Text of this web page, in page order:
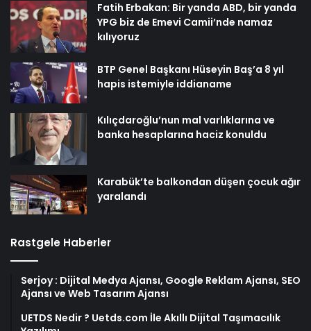
Fatih Erbakan: Bir yanda ABD, bir yanda
YPG biz de Emevi Camii’nde namaz
kılıyoruz
BTP Genel Başkanı Hüseyin Baş’a 8 yıl
hapis istemiyle iddianame
Kılıçdaroğlu’nun mal varlıklarına ve
banka hesaplarına haciz konuldu
Karabük’te balkondan düşen çocuk ağır
yaralandı
Rastgele Haberler
Serjoy : Dijital Medya Ajansı, Google Reklam Ajansı, SEO
Ajansı ve Web Tasarım Ajansı
UETDS Nedir ? Uetds.com İle Akıllı Dijital Taşımacılık